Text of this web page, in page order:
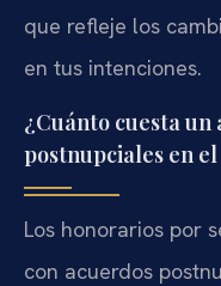
que refleje los
en tus intenciones.
¿Cuánto cuesta un
postnupciales en
Los honorarios por
con acuerdos